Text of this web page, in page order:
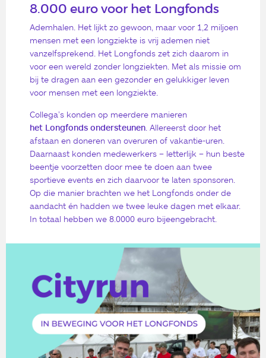
8.000 euro voor het Long­fonds
Ademhalen. Het lijkt zo gewoon, maar voor 1,2 miljoen
mensen met een longziekte is vrij ademen niet
vanzelfsprekend. Het Longfonds zet zich daarom in
voor een wereld zonder longziekten. Met als missie om
bij te dragen aan een gezonder en gelukkiger leven
voor mensen met een longziekte.
Collega’s konden op meerdere manieren
het Longfonds ondersteunen . Allereerst door het
afstaan en doneren van overuren of vakantie-uren.
Daarnaast konden medewerkers – letterlijk – hun beste
beentje voorzetten door mee te doen aan twee
sportieve events en zich daarvoor te laten sponsoren.
Op die manier brachten we het Longfonds onder de
aandacht én hadden we twee leuke dagen met elkaar.
In totaal hebben we 8.0000 euro bijeengebracht.